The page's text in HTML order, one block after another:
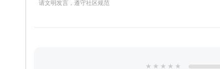
请文明发言，遵守社区规范
★ ★ ★ ★ ★